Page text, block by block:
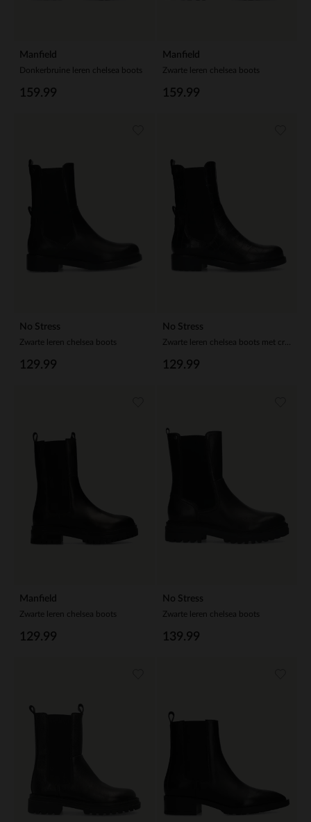
Manfield
Donkerbruine leren chelsea boots
159.99
Manfield
Zwarte leren chelsea boots
159.99
No Stress
Zwarte leren chelsea boots
129.99
No Stress
Zwarte leren chelsea boots met crocoprint
129.99
Manfield
Zwarte leren chelsea boots
129.99
No Stress
Zwarte leren chelsea boots
139.99